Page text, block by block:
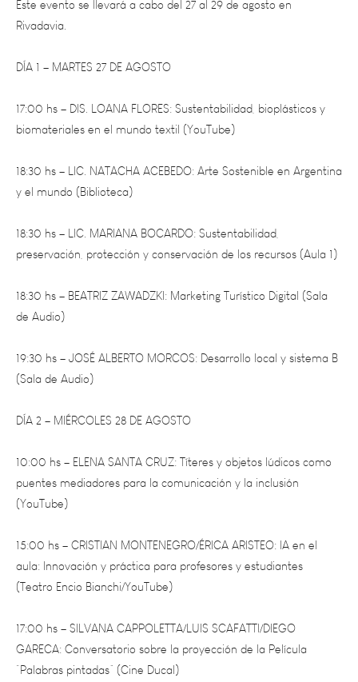
DÍA 1 – MARTES 27 DE AGOSTO
17:00 hs – DIS. LOANA FLORES: Sustentabilidad, bioplásticos y
biomateriales en el mundo textil (YouTube)
18:30 hs – LIC. NATACHA ACEBEDO: Arte Sostenible en Argentina
y el mundo (Biblioteca)
18:30 hs – LIC. MARIANA BOCARDO: Sustentabilidad,
preservación, protección y conservación de los recursos (Aula 1)
18:30 hs – BEATRIZ ZAWADZKI: Marketing Turístico Digital (Sala
de Audio)
19:30 hs – JOSÉ ALBERTO MORCOS: Desarrollo local y sistema B
(Sala de Audio)
DÍA 2 – MIÉRCOLES 28 DE AGOSTO
10:00 hs – ELENA SANTA CRUZ: Títeres y objetos lúdicos como
puentes mediadores para la comunicación y la inclusión
(YouTube)
15:00 hs – CRISTIAN MONTENEGRO/ÉRICA ARISTEO: IA en el
aula: Innovación y práctica para profesores y estudiantes
(Teatro Encio Bianchi/YouTube)
17:00 hs – SILVANA CAPPOLETTA/LUIS SCAFATTI/DIEGO
GARECA: Conversatorio sobre la proyección de la Película
“Palabras pintadas” (Cine Ducal)